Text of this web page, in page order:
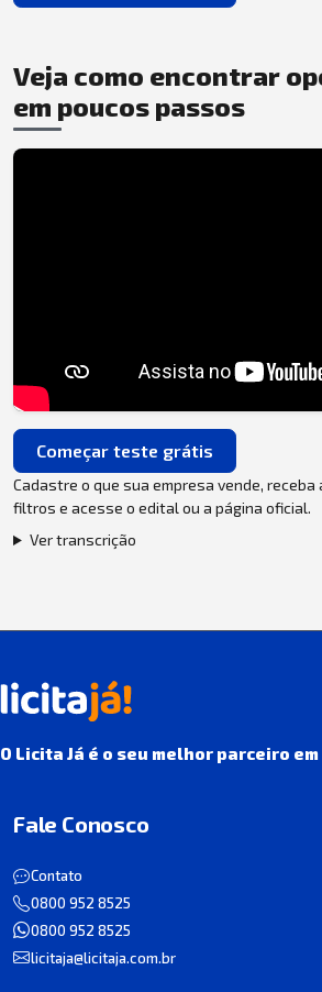
Veja como encontrar
em poucos passos
Começar teste grátis
Cadastre o que sua empresa vende,
filtros e acesse o edital ou a página oficial.
Ver transcrição
O Licita Já é o seu melhor parceiro
Fale Conosco
Contato
0800 952 8525
0800 952 8525
licitaja@licitaja.com.br